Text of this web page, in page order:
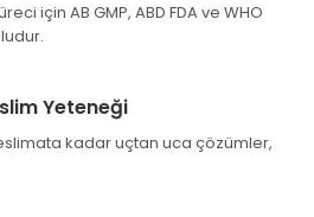
için AB GMP, ABD FDA ve WHO
Yeteneği
kadar uçtan uca çözümler,